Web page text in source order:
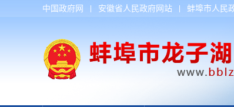
中国政府网 安徽省人民政府网站 蚌埠市人民